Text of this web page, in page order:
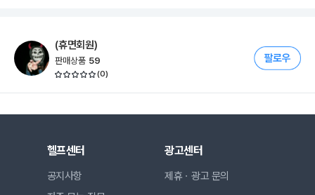
(휴면회원)
판매상품 59
(0)
헬프센터
공지사항
광고센터
제휴ㆍ광고 문의